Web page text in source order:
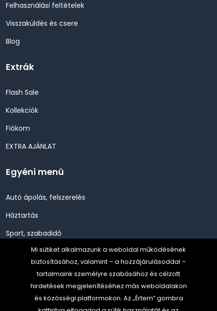
Felhasználási feltételek
Visszaküldés és csere
Blog
Extrák
Flash Sale
Kollekciók
Fiókom
EXTRA AJÁNLAT
Egyéni menü
Autó ápolás, felszerelés
Háztartás
Sport, szabadidő
Szépség, Egészség, Higénia
Szerszám, Barkácsolás
Telefon, Okos eszköz, GPS
Mi sütiket alkalmazunk a weboldal működésének
biztosításához, valamint – a hozzájárulásoddal –
tartalmaink személyre szabásához és célzott
hirdetések megjelenítéséhez más weboldalakon
és közösségi platformokon. Az „Értem” gombra